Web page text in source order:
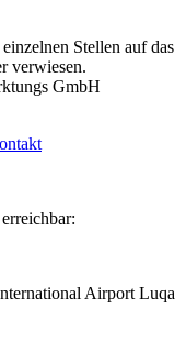
Stellen auf das
verwiesen.
GmbH
Airport Luqa